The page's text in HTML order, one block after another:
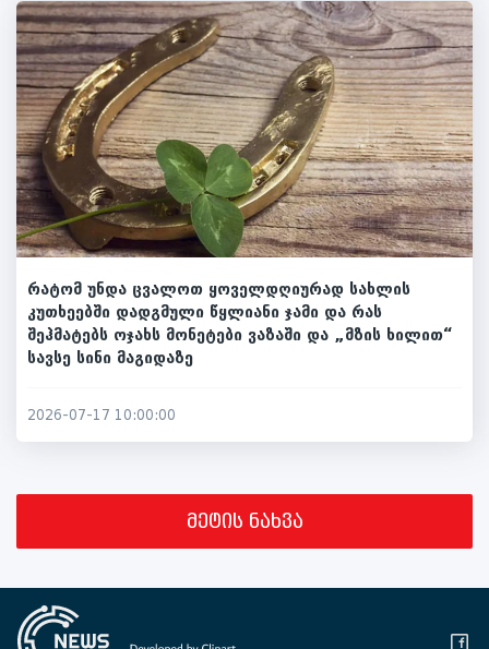
რატომ უნდა ცვალოთ ყოველდღიურად სახლის
კუთხეებში დადგმული წყლიანი ჯამი და რას
შეჰმატებს ოჯახს მონეტები ვაზაში და „მზის ხილით“
სავსე სინი მაგიდაზე
2026-07-17 10:00:00
მეტის ნახვა